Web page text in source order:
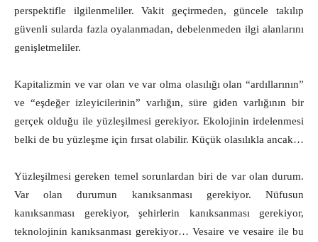
perspektifle ilgilenmeliler. Vakit geçirmeden, güncele takılıp
güvenli sularda fazla oyalanmadan, debelenmeden ilgi alanlarını
genişletmeliler.
Kapitalizmin ve var olan ve var olma olasılığı olan “ardıllarının”
ve “eşdeğer izleyicilerinin” varlığın, süre giden varlığının bir
gerçek olduğu ile yüzleşilmesi gerekiyor. Ekolojinin irdelenmesi
belki de bu yüzleşme için fırsat olabilir. Küçük olasılıkla ancak…
Yüzleşilmesi gereken temel sorunlardan biri de var olan durum.
Var olan durumun kanıksanması gerekiyor. Nüfusun
kanıksanması gerekiyor, şehirlerin kanıksanması gerekiyor,
teknolojinin kanıksanması gerekiyor… Vesaire ve vesaire ile bu